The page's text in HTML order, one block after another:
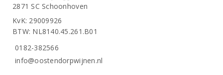
2871 SC Schoonhoven
KvK: 29009926
BTW: NL8140.45.261.B01
0182-382566
info@oostendorpwijnen.nl